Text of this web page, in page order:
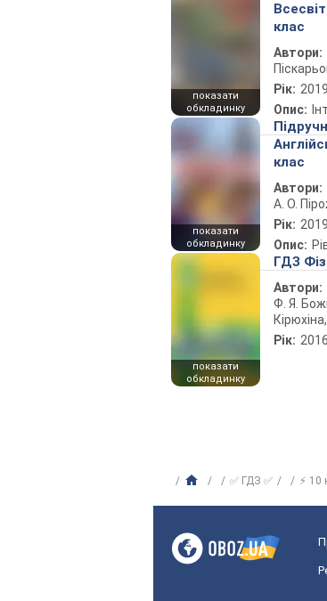
показати
обкладинку
клас
Автори:
Рік: 2019
Опис:
показати
обкладинку
клас
Автори:
А. О.
Рік: 2019
Опис:
показати
обкладинку
ГДЗ
Автори:
Ф. Я.
Рік: 2016
✅ ГДЗ ✅ ⚡ 10